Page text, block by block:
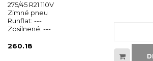
275/45 R21 110V
Zimné pneu
Runflat: ---
Zosilnené: ---
260.18